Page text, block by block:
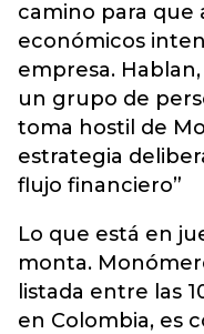
camino para que
económicos
empresa.
un grupo de
toma hostil de
estrategia
flujo financiero”
Lo que está en
monta.
listada entre las
en Colombia, es